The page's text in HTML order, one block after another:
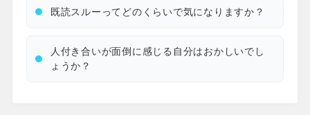
既読スルーってどのくらいで気になりますか？
人付き合いが面倒に感じる自分はおかしいでし
ょうか？